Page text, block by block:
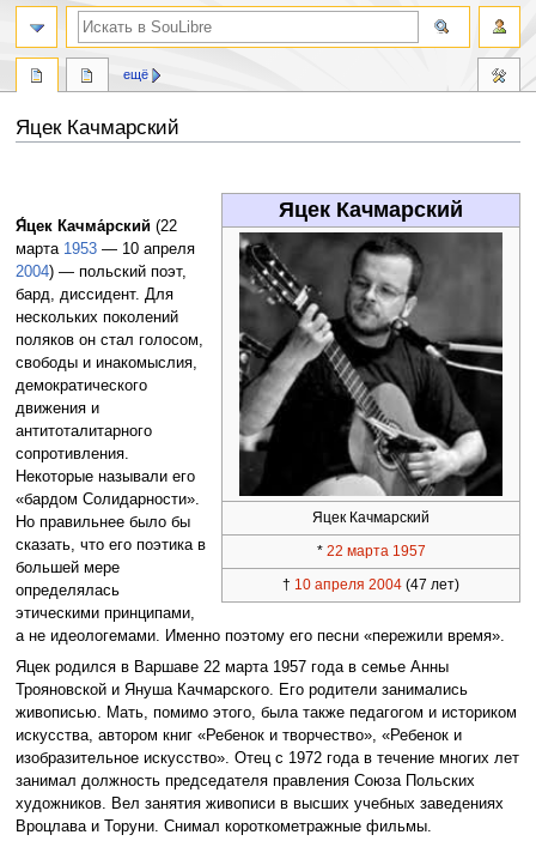
Яцек Качмарский
навигации
поиску
Яцек Качмарский
Яцек Качмарский
* 22 марта 1957
† 10 апреля 2004 (47 лет)
Я́цек Качма́рский(22
марта 1953— 10 апреля
2004) — польский поэт,
бард, диссидент. Для
нескольких поколений
поляков он стал голосом,
свободы и инакомыслия,
демократического
движения и
антитоталитарного
сопротивления.
Некоторые называли его
«бардом Солидарности».
Но правильнее было бы
сказать, что его поэтика в
большей мере
определялась
этическими принципами,
а не идеологемами. Именно поэтому его песни «пережили время».
Яцек родился в Варшаве 22 марта 1957 года в семье Анны
Трояновской и Януша Качмарского. Его родители занимались
живописью. Мать, помимо этого, была также педагогом и историком
искусства, автором книг «Ребенок и творчество», «Ребенок и
изобразительное искусство». Отец с 1972 года в течение многих лет
занимал должность председателя правления Союза Польских
художников. Вел занятия живописи в высших учебных заведениях
Вроцлава и Торуни. Снимал короткометражные фильмы.
ещё